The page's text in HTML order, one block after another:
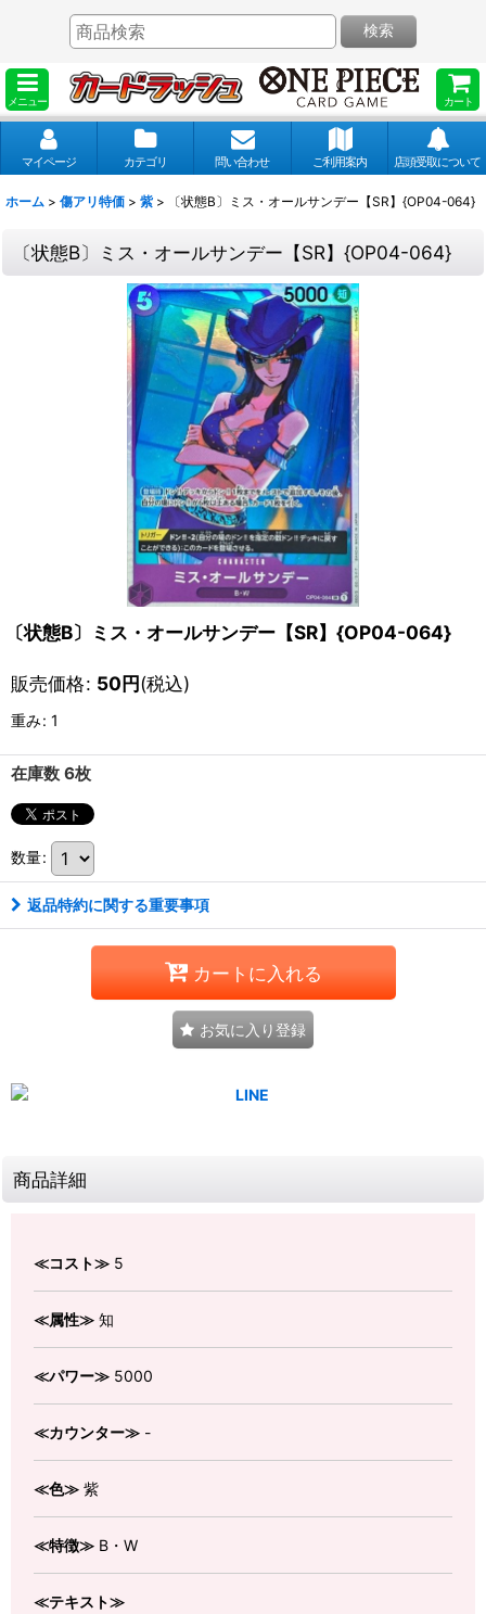
メニュー カート
検索
マイページ カテゴリ 問い合わせ ご利用案内 店頭受取について
ホーム > 傷アリ特価 > 紫 > 〔状態B〕ミス・オールサンデー【SR】{OP04-064}
〔状態B〕ミス・オールサンデー【SR】{OP04-064}
〔状態B〕ミス・オールサンデー【SR】{OP04-064}
販売価格: 50円(税込)
重み: 1
在庫数 6枚
数量:
返品特約に関する重要事項
カートに入れる
お気に入り登録
商品詳細
≪コスト≫ 5
≪属性≫ 知
≪パワー≫ 5000
≪カウンター≫ -
≪色≫ 紫
≪特徴≫ B・W
≪テキスト≫